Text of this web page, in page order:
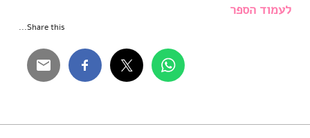
לעמוד הספר
Share this...